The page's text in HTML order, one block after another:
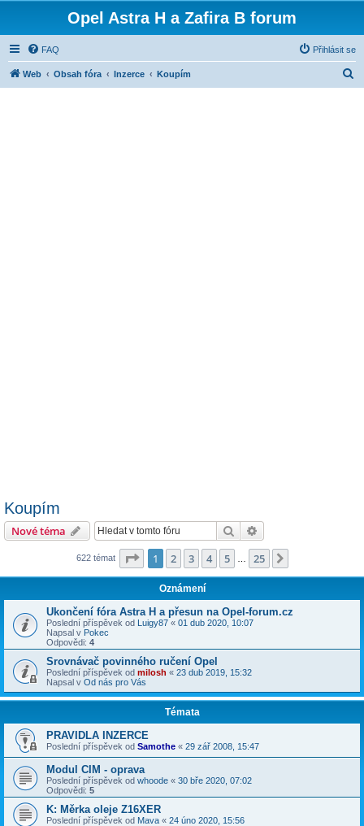
Opel Astra H a Zafira B forum
FAQ Přihlásit se
Web Obsah fóra Inzerce Koupím
Koupím
Nové téma Hledat
622 témat Stránka z 25
1 2 3 4 5 25
Oznámení
Ukončení fóra Astra H a přesun na Opel-forum.cz
Poslední příspěvek od Luigy87 « 01 dub 2020, 10:07
Napsal v Pokec
Odpovědi: 4
Srovnávač povinného ručení Opel
Poslední příspěvek od milosh « 23 dub 2019, 15:32
Napsal v Od nás pro Vás
Témata
PRAVIDLA INZERCE
Poslední příspěvek od Samothe « 29 zář 2008, 15:47
Modul CIM - oprava
Poslední příspěvek od whoode « 30 bře 2020, 07:02
Odpovědi: 5
K: Měrka oleje Z16XER
Poslední příspěvek od Mava « 24 úno 2020, 15:56